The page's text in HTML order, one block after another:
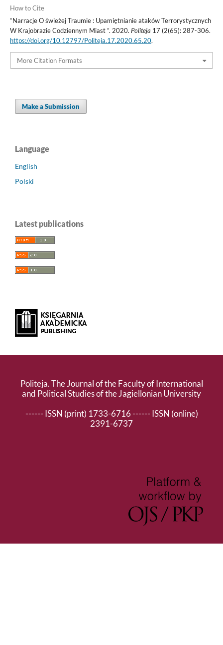
How to Cite
“Narracje O świeżej Traumie : Upamiętnianie ataków Terrorystycznych
W Krajobrazie Codziennym Miast ”. 2020. Politeja 17 (2(65): 287-306.
https://doi.org/10.12797/Politeja.17.2020.65.20.
More Citation Formats
Make a Submission
Language
English
Polski
Latest publications
Politeja. The Journal of the Faculty of International
and Political Studies of the Jagiellonian University
------ ISSN (print) 1733-6716 ------ ISSN (online)
2391-6737